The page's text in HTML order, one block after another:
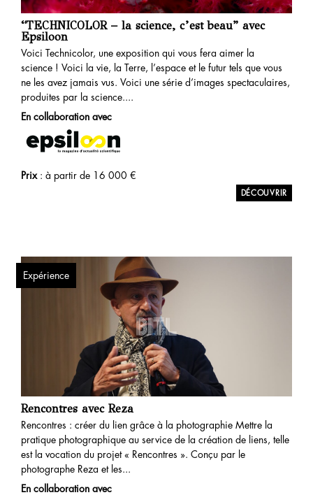
“TECHNICOLOR – la science, c’est beau” avec
Epsiloon
Voici Technicolor, une exposition qui vous fera aimer la
science ! Voici la vie, la Terre, l’espace et le futur tels que vous
ne les avez jamais vus. Voici une série d’images spectaculaires,
produites par la science....
En collaboration avec
Prix: à partir de 16 000 €
Rencontres avec Reza
Rencontres : créer du lien grâce à la photographie Mettre la
pratique photographique au service de la création de liens, telle
est la vocation du projet « Rencontres ». Conçu par le
photographe Reza et les...
En collaboration avec
Expérience